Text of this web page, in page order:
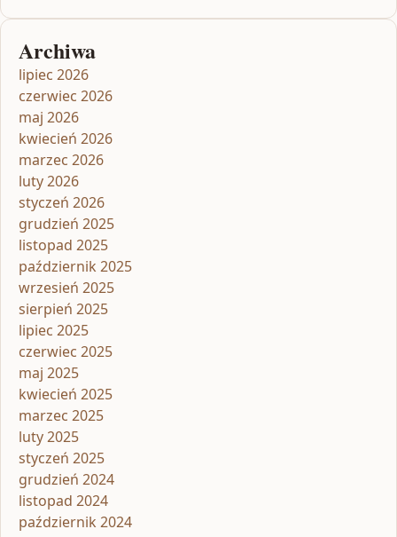
Archiwa
lipiec 2026
czerwiec 2026
maj 2026
kwiecień 2026
marzec 2026
luty 2026
styczeń 2026
grudzień 2025
listopad 2025
październik 2025
wrzesień 2025
sierpień 2025
lipiec 2025
czerwiec 2025
maj 2025
kwiecień 2025
marzec 2025
luty 2025
styczeń 2025
grudzień 2024
listopad 2024
październik 2024